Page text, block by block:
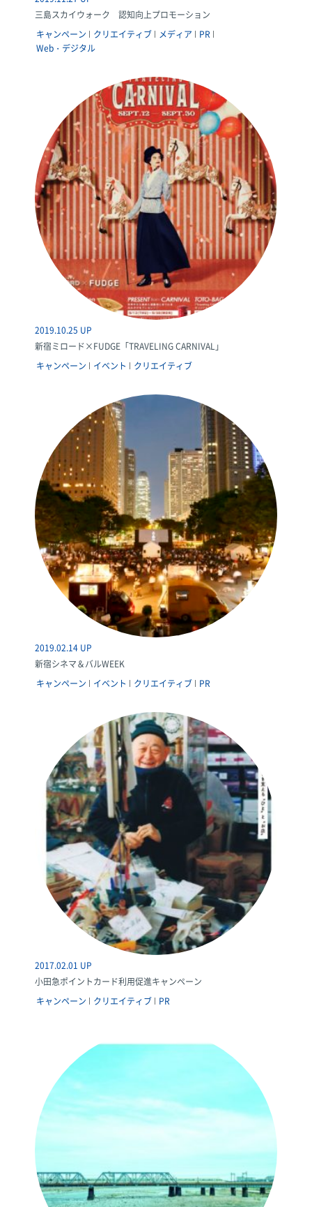
三島スカイウォーク 認知向上プロモーション
キャンペーン
クリエイティブ メディア
PR
Web・デジタル
2019.10.25 UP
新宿ミロード×FUDGE「TRAVELING CARNIVAL」
キャンペーン
イベント クリエイティブ
2019.02.14 UP
新宿シネマ＆バルWEEK
キャンペーン
イベント クリエイティブ PR
2017.02.01 UP
小田急ポイントカード利用促進キャンペーン
キャンペーン
クリエイティブ PR